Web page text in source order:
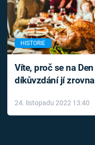
HISTORIE
Víte, proč se na Den
díkůvzdání jí
24. listopadu 2022 13:40